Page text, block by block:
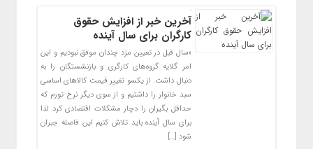
آخرین خبر از افزایش حقوق
کارگران برای سال آینده
«سال قبل در تعیین مزد چندان موفق نبودیم و این
امر گلایه گروه‌های کارگری و بازنشستگان را به
دنبال داشت. از یکسو تغییر قیمت کالا‌های اساسی
سبد خانوار را داشتیم و از سوی دیگر نرخ تورم که
حداقل بگیران را دچار مشکلات اقتصادی کرد لذا
برای سال آینده باید تلاش کنیم این فاصله جبران
شود […]